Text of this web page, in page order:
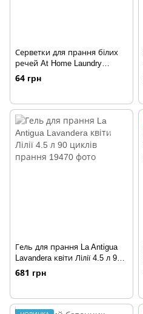
Серветки для прання білих
речей At Home Laundry
Sheets White 16 шт
64 грн
Гель для прання La Antigua
Lavandera квіти Лілії 4.5 л 90
циклів прання
681 грн